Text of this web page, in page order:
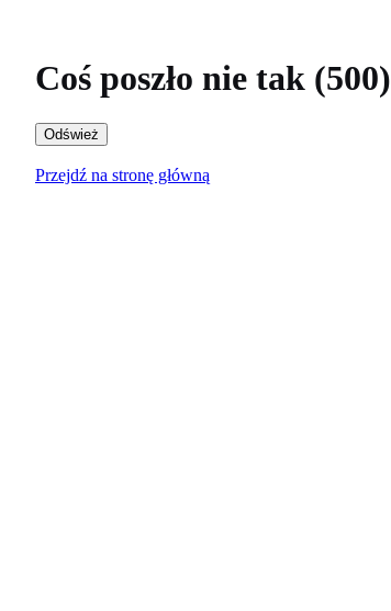
Coś poszło nie tak (500)
Odśwież
Przejdź na stronę główną